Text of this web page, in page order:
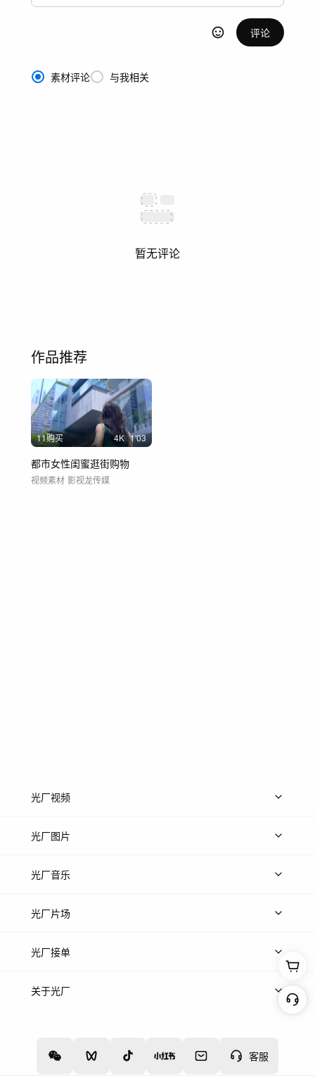
评论
素材评论 与我相关
暂无评论
作品推荐
11购买 4K 1'03
都市女性闺蜜逛街购物
视频素材 影视龙传媒
客服
光厂视频
上传视频
光厂图片
上传图片
光厂音乐
热门音乐
光厂片场
上传案例
光厂接单
上架服务
关于光厂